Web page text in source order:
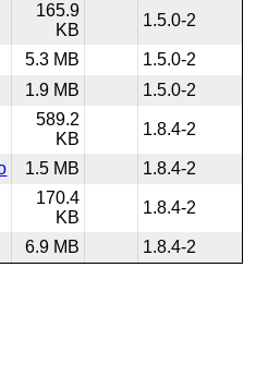
165.9
KB
1.5.0-2
5.3 MB
1.5.0-2
1.9 MB 1.5.0-2
589.2
KB
1.8.4-2
1.5 MB 1.8.4-2
170.4
KB
1.8.4-2
6.9 MB 1.8.4-2